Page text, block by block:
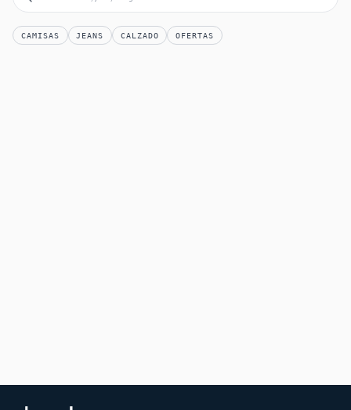
CAMISAS JEANS CALZADO OFERTAS